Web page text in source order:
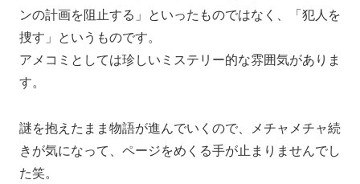
ンの計画を阻止する」といったものではなく、「犯人を
捜す」というものです。
アメコミとしては珍しいミステリー的な雰囲気がありま
す。
謎を抱えたまま物語が進んでいくので、メチャメチャ続
きが気になって、ページをめくる手が止まりませんでし
た笑。